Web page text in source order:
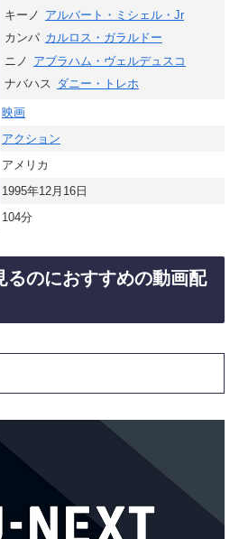
キーノ アルバート・ミシェル・Jr
カンパ カルロス・ガラルドー
ニノ アブラハム・ヴェルデュスコ
ナバハス ダニー・トレホ
映画
アクション
アメリカ
1995年12月16日
104分
るのにおすすめの動画配